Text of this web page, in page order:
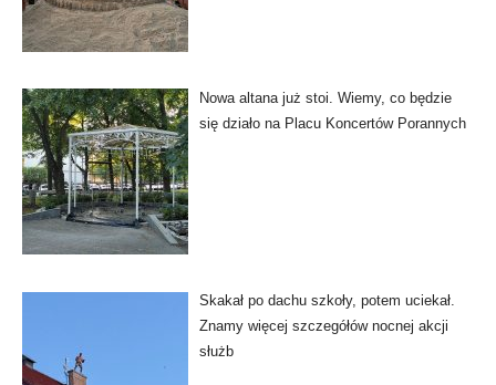
Nowa altana już stoi. Wiemy, co będzie
się działo na Placu Koncertów Porannych
Skakał po dachu szkoły, potem uciekał.
Znamy więcej szczegółów nocnej akcji
służb